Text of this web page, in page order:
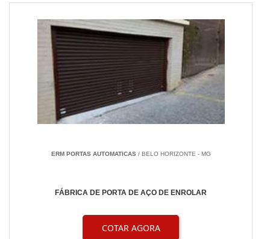
ERM PORTAS AUTOMATICAS/ BELO HORIZONTE - MG
FÁBRICA DE PORTA DE AÇO DE ENROLAR
COTAR AGORA